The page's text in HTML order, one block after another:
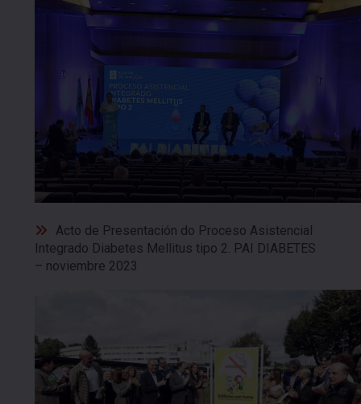
Acto de Presentación do Proceso Asistencial
Integrado Diabetes Mellitus tipo 2. PAI DIABETES
– noviembre 2023